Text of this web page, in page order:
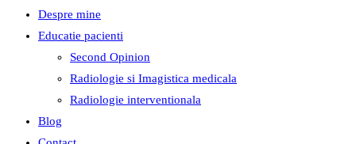
Despre mine
Educatie pacienti
Second Opinion
Radiologie si Imagistica medicala
Radiologie interventionala
Blog